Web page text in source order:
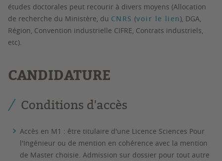
études doctorales peut recourir à divers moyens (Allocation
de recherche du Ministère, du CNRS (voir le lien), DGA,
Région, Convention industrielle CIFRE, Contrats industriels,
etc).
CANDIDATURE
Conditions d'accès
Accès en M1 : être titulaire d'une Licence Sciences Pour
l'Ingénieur ou de mention en cohérence avec la mention
de Master choisie. Admission sur dossier pour tout autre